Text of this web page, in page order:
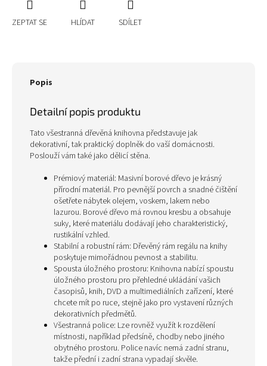
ZEPTAT SE HLÍDAT SDÍLET
Popis
Detailní popis produktu
Tato všestranná dřevěná knihovna představuje jak
dekorativní, tak praktický doplněk do vaší domácnosti.
Poslouží vám také jako dělicí stěna.
Prémiový materiál: Masivní borové dřevo je krásný
přírodní materiál. Pro pevnější povrch a snadné čištění
ošetřete nábytek olejem, voskem, lakem nebo
lazurou. Borové dřevo má rovnou kresbu a obsahuje
suky, které materiálu dodávají jeho charakteristický,
rustikální vzhled.
Stabilní a robustní rám: Dřevěný rám regálu na knihy
poskytuje mimořádnou pevnost a stabilitu.
Spousta úložného prostoru: Knihovna nabízí spoustu
úložného prostoru pro přehledné ukládání vašich
časopisů, knih, DVD a multimediálních zařízení, které
chcete mít po ruce, stejně jako pro vystavení různých
dekorativních předmětů.
Všestranná police: Lze rovněž využít k rozdělení
místnosti, například předsíně, chodby nebo jiného
obytného prostoru. Police navíc nemá zadní stranu,
takže přední i zadní strana vypadají skvěle.